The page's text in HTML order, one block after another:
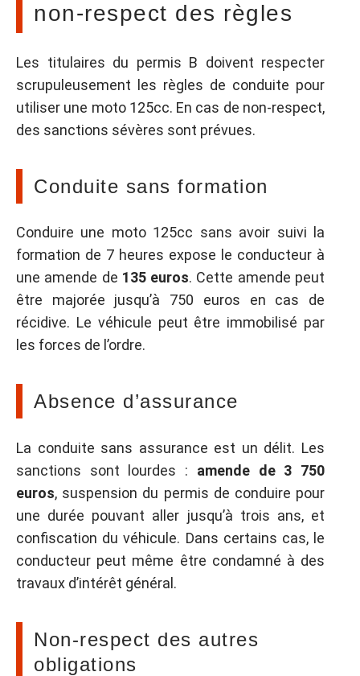
non-respect des règles
Les titulaires du permis B doivent respecter
scrupuleusement les règles de conduite pour
utiliser une moto 125cc. En cas de non-respect,
des sanctions sévères sont prévues.
Conduite sans formation
Conduire une moto 125cc sans avoir suivi la
formation de 7 heures expose le conducteur à
une amende de 135 euros. Cette amende peut
être majorée jusqu’à 750 euros en cas de
récidive. Le véhicule peut être immobilisé par
les forces de l’ordre.
Absence d’assurance
La conduite sans assurance est un délit. Les
sanctions sont lourdes : amende de 3 750
euros, suspension du permis de conduire pour
une durée pouvant aller jusqu’à trois ans, et
confiscation du véhicule. Dans certains cas, le
conducteur peut même être condamné à des
travaux d’intérêt général.
Non-respect des autres
obligations